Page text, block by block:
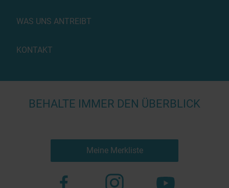
WAS UNS ANTREIBT
KONTAKT
BEHALTE IMMER DEN ÜBERBLICK
Meine Merkliste